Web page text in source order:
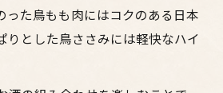
った鳥もも肉にはコクのある日本
りとした鳥ささみには軽快なハイ